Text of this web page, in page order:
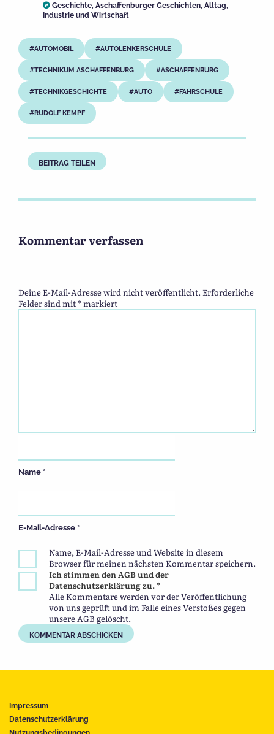
Geschichte, Aschaffenburger Geschichten, Alltag,
Industrie und Wirtschaft
AUTOMOBIL AUTOLENKERSCHULE
TECHNIKUM ASCHAFFENBURG ASCHAFFENBURG
TECHNIKGESCHICHTE AUTO FAHRSCHULE
RUDOLF KEMPF
BEITRAG TEILEN
Kommentar verfassen
Deine E-Mail-Adresse wird nicht veröffentlicht. Erforderliche
Felder sind mit* markiert
Name *
E-Mail-Adresse *
Name, E-Mail-Adresse und Website in diesem
Browser für meinen nächsten Kommentar speichern.
Ich stimmen den AGB und der
Datenschutzerklärung zu. *
Alle Kommentare werden vor der Veröffentlichung
von uns geprüft und im Falle eines Verstoßes gegen
unsere AGB gelöscht.
Impressum
Datenschutzerklärung